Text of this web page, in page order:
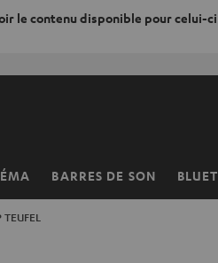
le contenu disponible pour celui-
BARRES DE SON